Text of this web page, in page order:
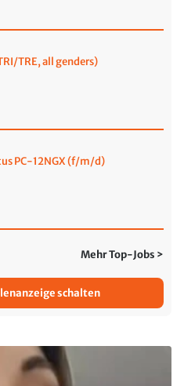
TRE, all genders)
PC-12NGX (f/m/d)
Mehr Top-Jobs >
schalten